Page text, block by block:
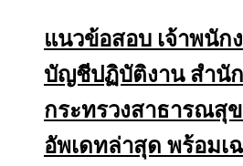
แนวข้อสอบ เจ้าพนัก
บัญชีปฏิบัติงาน สำนั
กระทรวงสาธารณสุ
อัพเดทล่าสุด พร้อมเ